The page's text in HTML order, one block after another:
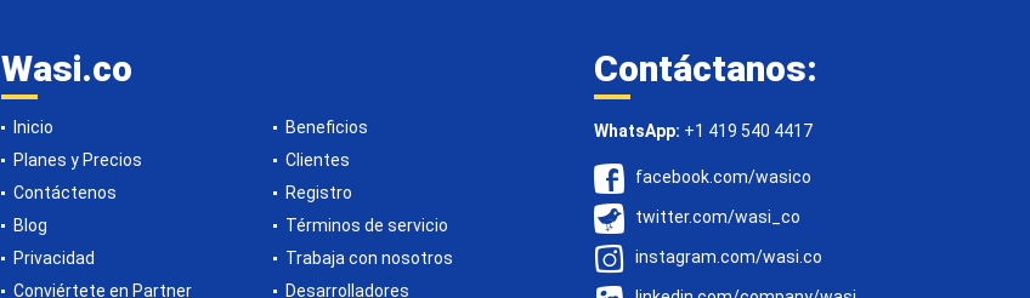
Wasi.co
Inicio
Beneficios
Planes y Precios
Clientes
Contáctenos
Registro
Blog
Términos de servicio
Privacidad
Trabaja con nosotros
Conviértete en Partner
Desarrolladores
Contáctanos:
WhatsApp: +1 419 540 4417
facebook.com/wasico
twitter.com/wasi_co
instagram.com/wasi.co